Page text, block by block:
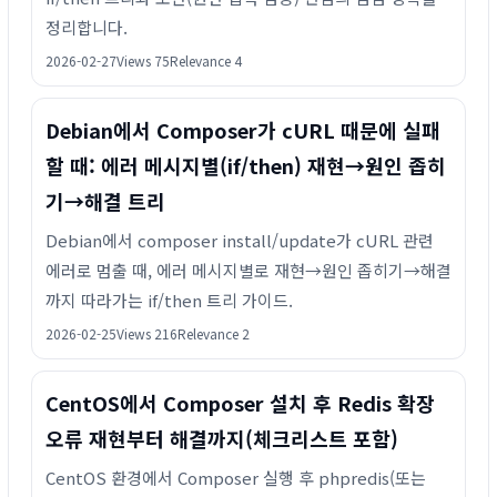
정리합니다.
2026-02-27Views 75Relevance 4
Debian에서 Composer가 cURL 때문에 실패
할 때: 에러 메시지별(if/then) 재현→원인 좁히
기→해결 트리
Debian에서 composer install/update가 cURL 관련
에러로 멈출 때, 에러 메시지별로 재현→원인 좁히기→해결
까지 따라가는 if/then 트리 가이드.
2026-02-25Views 216Relevance 2
CentOS에서 Composer 설치 후 Redis 확장
오류 재현부터 해결까지(체크리스트 포함)
CentOS 환경에서 Composer 실행 후 phpredis(또는